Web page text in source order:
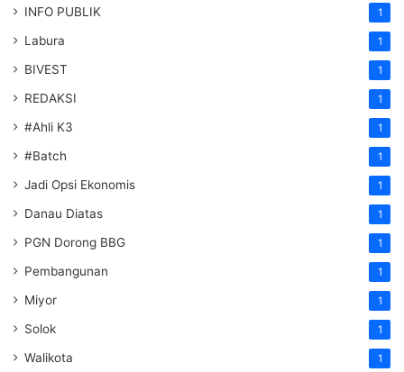
INFO PUBLIK 1
Labura 1
BIVEST 1
REDAKSI 1
#Ahli K3 1
#Batch 1
Jadi Opsi Ekonomis 1
Danau Diatas 1
PGN Dorong BBG 1
Pembangunan 1
Miyor 1
Solok 1
Walikota 1